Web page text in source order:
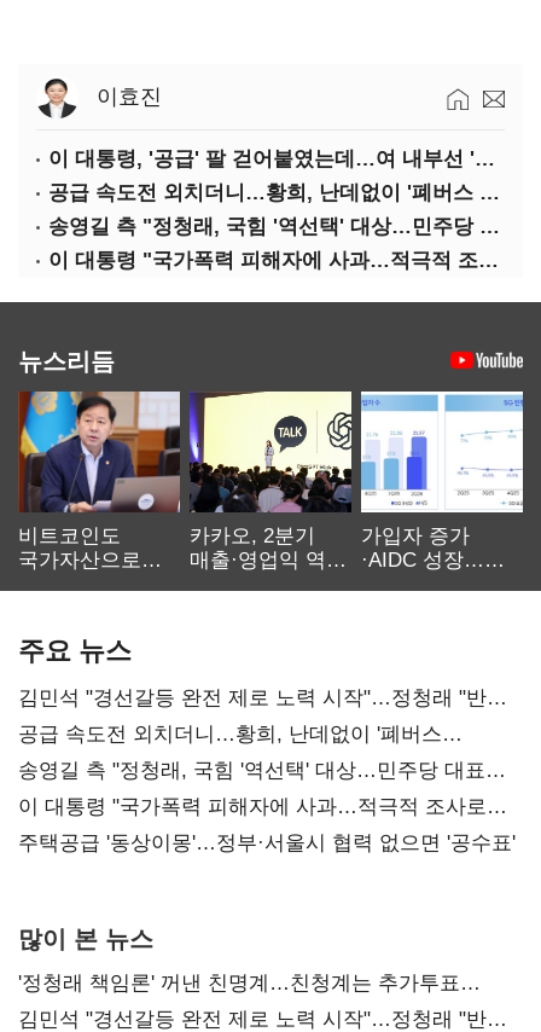
이효진
이 대통령, '공급' 팔 걷어붙였는데…여 내부선 '부동산 망언'(종합)
공급 속도전 외치더니…황희, 난데없이 '폐버스 리모델링' 제안
송영길 측 "정청래, 국힘 '역선택' 대상…민주당 대표로 총선 지휘 못해"
이 대통령 "국가폭력 피해자에 사과…적극적 조사로 진실 밝혀야"
뉴스리듬
비트코인도
국가자산으로…'
카카오, 2분기
매출·영업익 역대
가입자 증가
·AIDC 성장…
주요 뉴스
김민석 "경선갈등 완전 제로 노력 시작"…정청래 "반명
공세 사과부터"
공급 속도전 외치더니…황희, 난데없이 '폐버스
리모델링' 제안
송영길 측 "정청래, 국힘 '역선택' 대상…민주당 대표로
총선 지휘 못해"
이 대통령 "국가폭력 피해자에 사과…적극적 조사로
진실 밝혀야"
주택공급 '동상이몽'…정부·서울시 협력 없으면 '공수표'
많이 본 뉴스
'정청래 책임론' 꺼낸 친명계…친청계는 추가투표
때리기
김민석 "경선갈등 완전 제로 노력 시작"…정청래 "반명